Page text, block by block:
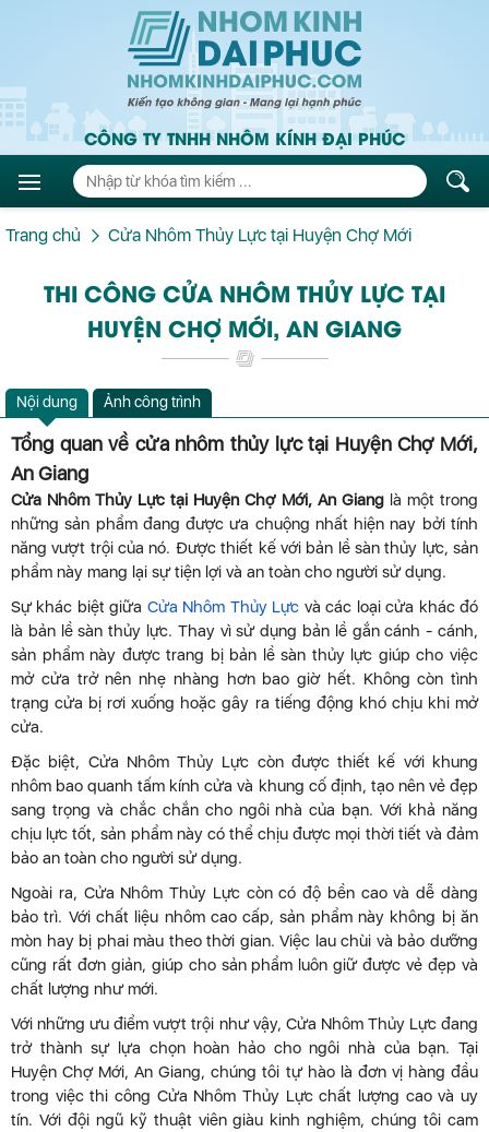
CÔNG TY TNHH NHÔM KÍNH ĐẠI PHÚC
Trang chủ Cửa Nhôm Thủy Lực tại Huyện Chợ Mới
THI CÔNG CỬA NHÔM THỦY LỰC TẠI
HUYỆN CHỢ MỚI, AN GIANG
Nội dung Ảnh công trình
Tổng quan về cửa nhôm thủy lực tại Huyện Chợ Mới,
An Giang
Cửa Nhôm Thủy Lực tại Huyện Chợ Mới, An Gianglà một trong
những sản phẩm đang được ưa chuộng nhất hiện nay bởi tính
năng vượt trội của nó. Được thiết kế với bản lề sàn thủy lực, sản
phẩm này mang lại sự tiện lợi và an toàn cho người sử dụng.
Sự khác biệt giữa Cửa Nhôm Thủy Lực và các loại cửa khác đó
là bản lề sàn thủy lực. Thay vì sử dụng bản lề gắn cánh - cánh,
sản phẩm này được trang bị bản lề sàn thủy lực giúp cho việc
mở cửa trở nên nhẹ nhàng hơn bao giờ hết. Không còn tình
trạng cửa bị rơi xuống hoặc gây ra tiếng động khó chịu khi mở
cửa.
Đặc biệt, Cửa Nhôm Thủy Lực còn được thiết kế với khung
nhôm bao quanh tấm kính cửa và khung cố định, tạo nên vẻ đẹp
sang trọng và chắc chắn cho ngôi nhà của bạn. Với khả năng
chịu lực tốt, sản phẩm này có thể chịu được mọi thời tiết và đảm
bảo an toàn cho người sử dụng.
Ngoài ra, Cửa Nhôm Thủy Lực còn có độ bền cao và dễ dàng
bảo trì. Với chất liệu nhôm cao cấp, sản phẩm này không bị ăn
mòn hay bị phai màu theo thời gian. Việc lau chùi và bảo dưỡng
cũng rất đơn giản, giúp cho sản phẩm luôn giữ được vẻ đẹp và
chất lượng như mới.
Với những ưu điểm vượt trội như vậy, Cửa Nhôm Thủy Lực đang
trở thành sự lựa chọn hoàn hảo cho ngôi nhà của bạn. Tại
Huyện Chợ Mới, An Giang, chúng tôi tự hào là đơn vị hàng đầu
trong việc thi công Cửa Nhôm Thủy Lực chất lượng cao và uy
tín. Với đội ngũ kỹ thuật viên giàu kinh nghiệm, chúng tôi cam